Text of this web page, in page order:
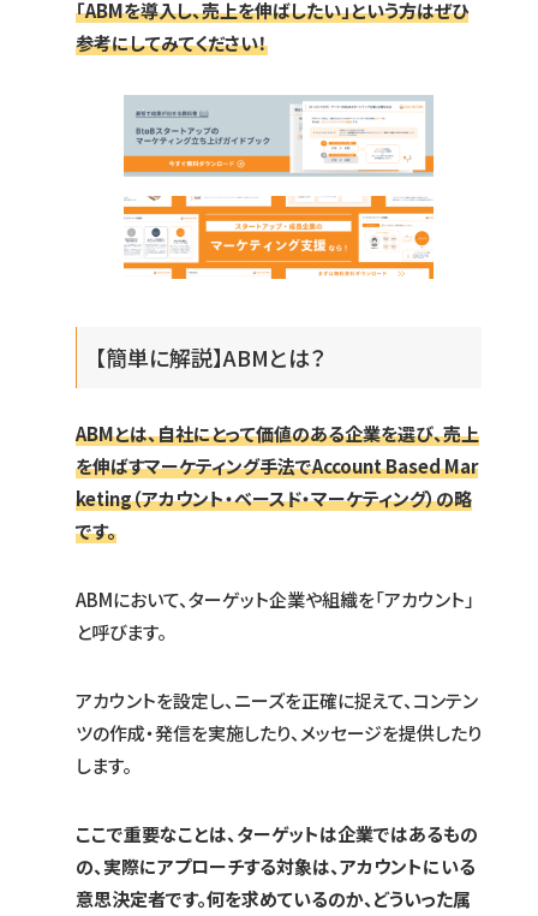
「ABMを導入し、売上を伸ばしたい」という方はぜひ
参考にしてみてください！
【簡単に解説】ABMとは？
ABMとは、自社にとって価値のある企業を選び、売上
を伸ばすマーケティング手法でAccount Based Mar
keting（アカウント・ベースド・マーケティング）の略
です。
ABMにおいて、ターゲット企業や組織を「アカウント」
と呼びます。
アカウントを設定し、ニーズを正確に捉えて、コンテン
ツの作成・発信を実施したり、メッセージを提供したり
します。
ここで重要なことは、ターゲットは企業ではあるもの
の、実際にアプローチする対象は、アカウントにいる
意思決定者です。何を求めているのか、どういった属